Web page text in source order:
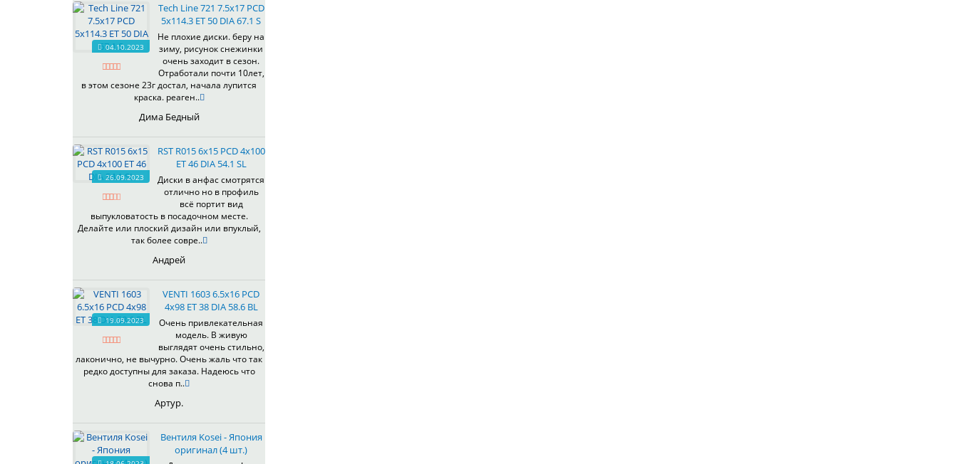
04.10.2023
Tech Line 721 7.5x17 PCD
5x114.3 ET 50 DIA 67.1 S
Не плохие диски. беру на
зиму, рисунок снежинки
очень заходит в сезон.
Отработали почти 10лет,
в этом сезоне 23г достал, начала лупится
краска. реаген..
Дима Бедный
26.09.2023
RST R015 6x15 PCD 4x100
ET 46 DIA 54.1 SL
Диски в анфас смотрятся
отлично но в профиль
всё портит вид
выпукловатость в посадочном месте.
Делайте или плоский дизайн или впуклый,
так более совре..
Андрей
19.09.2023
VENTI 1603 6.5x16 PCD
4x98 ET 38 DIA 58.6 BL
Очень привлекательная
модель. В живую
выглядят очень стильно,
лаконично, не вычурно. Очень жаль что так
редко доступны для заказа. Надеюсь что
снова п..
Артур.
Вентиля Kosei - Япония
оригинал (4 шт.)